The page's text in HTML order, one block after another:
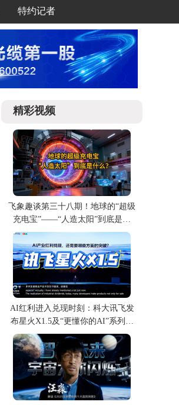
特约记者
精彩视频
飞象趣谈第三十八期！地球的“超级
充电宝”——“人造太阳”到底是什
么？
AI红利进入兑现时刻：科大讯飞发
布星火X1.5及“更懂你的AI”系列产
品